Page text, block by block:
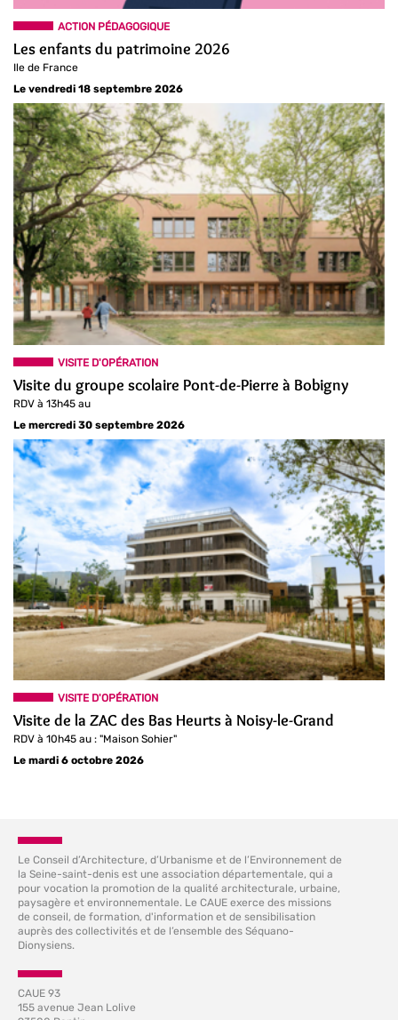
ACTION PÉDAGOGIQUE
Les enfants du patrimoine 2026
Ile de France
Le vendredi 18 septembre 2026
VISITE D'OPÉRATION
Visite du groupe scolaire Pont-de-Pierre à Bobigny
RDV à 13h45 au
Le mercredi 30 septembre 2026
VISITE D'OPÉRATION
Visite de la ZAC des Bas Heurts à Noisy-le-Grand
RDV à 10h45 au : "Maison Sohier"
Le mardi 6 octobre 2026
Le Conseil d’Architecture, d’Urbanisme et de l’Environnement de
la Seine-saint-denis est une association départementale, qui a
pour vocation la promotion de la qualité architecturale, urbaine,
paysagère et environnementale. Le CAUE exerce des missions
de conseil, de formation, d'information et de sensibilisation
auprès des collectivités et de l’ensemble des Séquano-
Dionysiens.
CAUE 93
155 avenue Jean Lolive